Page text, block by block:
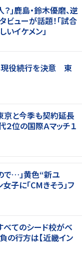
｣鹿島・鈴木優磨、逆
ビューが話題！｢試合
イケメン」
現役続行を決意 東
京と今季も契約延長
位の国際Ａマッチ１
で…」黄色“新ユ
子に「CMきそう」フ
てのシード校がベ
の行方は【近畿イン